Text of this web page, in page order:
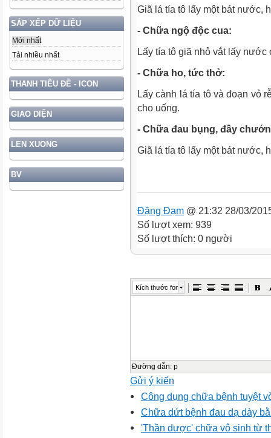
SẮP XẾP DỮ LIỆU
Mới nhất
Tải nhiều nhất
THANH TIÊU ĐỀ - ICON
GIAO DIỆN
LEN XUONG
BV
Giã lá tía tô lấy một bát nước,
- Chữa ngộ độc cua:
Lấy tía tô giã nhỏ vắt lấy nước
- Chữa ho, tức thở:
Lấy cành lá tía tô và đoạn vỏ
cho uống.
- Chữa đau bụng, đầy
Giã lá tía tô lấy một bát nước,
Đặng Đạm @ 21:32 28/03/
Số lượt xem: 939
Số lượt thích: 0 người
Kích thước font
Đường dẫn: p
Gửi ý kiến
Công dụng chữa bệnh tuyệt
Chữa dứt bệnh đau dạ dày
'Thần dược' chữa vô sinh từ